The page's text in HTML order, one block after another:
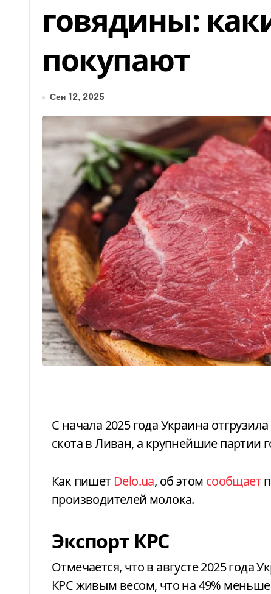
говядины:
покупают
Сен 12, 2025
С начала 2025 года Украина отгрузила наибольшие объемы крупного рогатого
скота в Ливан, а крупнейшие партии
Как пишет Delo.ua, об этом сообщает
производителей молока.
Экспорт КРС
Отмечается, что в августе 2025 года
КРС живым весом, что на 49%